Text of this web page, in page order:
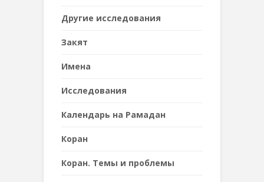
Другие исследования
Закят
Имена
Исследования
Календарь на Рамадан
Коран
Коран. Темы и проблемы